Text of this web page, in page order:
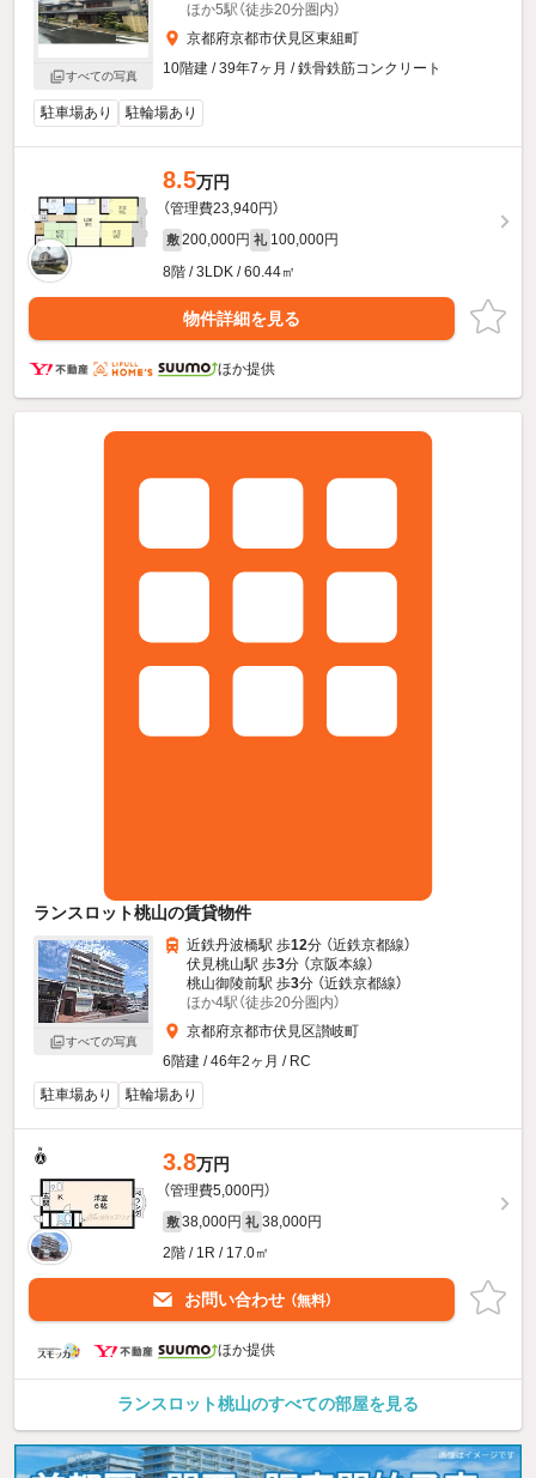
すべての写真
ほか5駅（徒歩20分圏内）
京都府京都市伏見区東組町
10階建 / 39年7ヶ月 / 鉄骨鉄筋コンクリート
駐車場あり 駐輪場あり
8.5万円
（管理費23,940円）
敷 200,000円 礼 100,000円
8階 / 3LDK / 60.44㎡
物件詳細を見る
ほか提供
ランスロット桃山の賃貸物件
すべての写真
近鉄丹波橋駅 歩12分 （近鉄京都線）
伏見桃山駅 歩3分 （京阪本線）
桃山御陵前駅 歩3分 （近鉄京都線）
ほか4駅（徒歩20分圏内）
京都府京都市伏見区讃岐町
6階建 / 46年2ヶ月 / RC
駐車場あり
駐輪場あり
3.8万円
（管理費5,000円）
敷 38,000円 礼 38,000円
2階 / 1R / 17.0㎡
お問い合わせ （無料）
ほか提供
ランスロット桃山のすべての部屋を見る